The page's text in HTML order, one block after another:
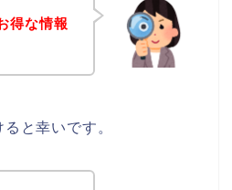
得な情報
と幸いです。